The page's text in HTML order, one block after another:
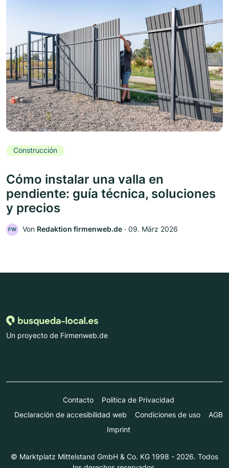
Construcción
Cómo instalar una valla en
pendiente: guía técnica, soluciones
y precios
FW Von Redaktion firmenweb.de ‧ 09. März 2026
Un proyecto de Firmenweb.de
Contacto
Política de Privacidad
Declaración de accesibilidad web
Condiciones de uso
AGB
Imprint
© Marktplatz Mittelstand GmbH & Co. KG 1998 - 2026. Todos